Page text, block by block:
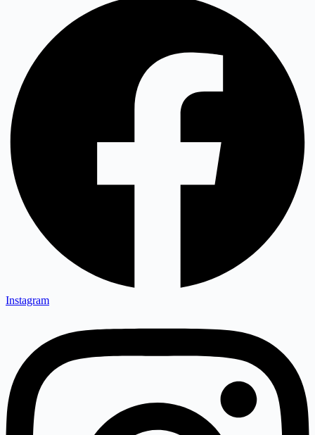
Instagram